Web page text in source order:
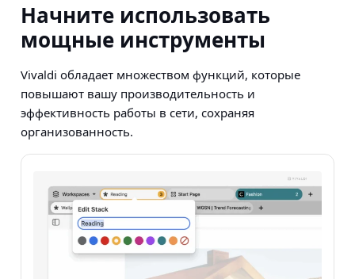
Начните использовать
мощные инструменты
Vivaldi обладает множеством функций, которые
повышают вашу производительность и
эффективность работы в сети, сохраняя
организованность.